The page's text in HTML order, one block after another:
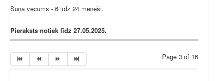
Suņa vecums - 6 līdz 24 mēneši.
Pieraksts notiek līdz 27.05.2025.
Page 3 of 16